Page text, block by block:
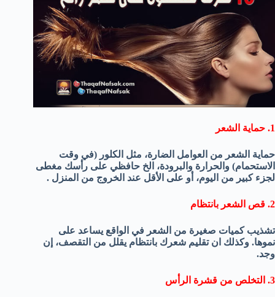
1. حماية الشعر
حماية الشعر من العوامل الضارة، مثل الكلور (في وقت
الاستحمام) والحرارة والبرودة، الخ حافظي على رأسك مغطى
لجزء كبير من اليوم، أو على الأقل عند الخروج من المنزل .
2. قص الشعر بانتظام
تشذيب كميات صغيرة من الشعر في الواقع يساعد على
نموها. وكذلك ان تقليم شعرك بانتظام يقلل من التقصف، إن
وجد.
3. التخلص من قشرة الرأس